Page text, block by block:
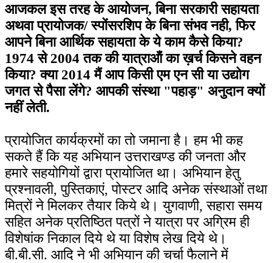
आजकल इस तरह के आयोजन, बिना सरकारी सहायता
अथवा प्रायोजक/ स्पोंसरशिप के बिना संभव नही, फिर
आपने बिना आर्थिक सहायता के ये काम कैसे किया?
1974 से 2004 तक की यात्राऑं का ख़र्च किसने वहन
किया? क्या 2014 मैं आप किसी एम एन सी या उद्योग
जगत से पैसा लेंगे? आपकी संस्था "पहाड़" अनुदान क्यों
नहीं लेती.
प्रायोजित कार्यक्रमों का तो जमाना है। हम भी कह
सकते हैं कि यह अभियान उत्तराखण्ड की जनता और
हमारे सहयोगियों द्वारा प्रायोजित था। अभियान हेतु
प्रश्नावली, पुस्तिकाएं, पोस्टर आदि अनेक संस्थाओं तथा
मित्रों ने मिलकर तैयार किये थे। युगवाणी, सहारा समय
सहित अनेक प्रतिष्ठित पत्रों ने यात्रा पर अग्रिम ही
विशेषांक निकाल दिये थे या विशेष लेख दिये थे।
बी.बी.सी. आदि ने भी अभियान की चर्चा फैलाने में